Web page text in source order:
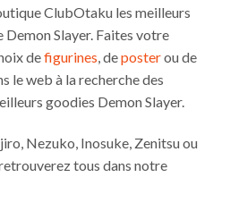
ClubOtaku les meilleurs
Slayer. Faites votre
defigurines, deposterou de
le web à la recherche des
goodies Demon Slayer.
Nezuko, Inosuke, Zenitsu ou
tous dans notre